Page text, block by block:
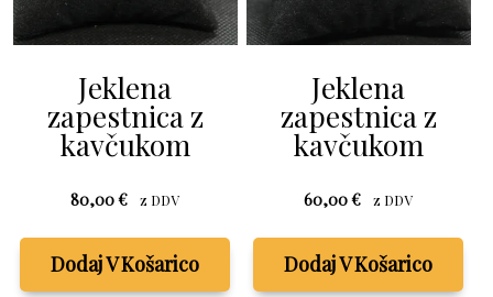
Jeklena
zapestnica z
kavčukom
80,00€ z DDV
Dodaj V Košarico
Jeklena
zapestnica z
kavčukom
60,00€ z DDV
Dodaj V Košarico